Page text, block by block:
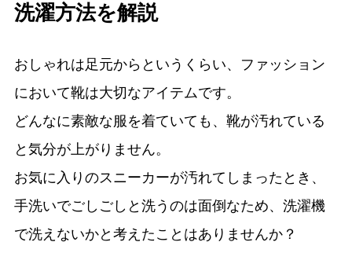
洗濯方法を解説
おしゃれは足元からというくらい、ファッション
において靴は大切なアイテムです。
どんなに素敵な服を着ていても、靴が汚れている
と気分が上がりません。
お気に入りのスニーカーが汚れてしまったとき、
手洗いでごしごしと洗うのは面倒なため、洗濯機
で洗えないかと考えたことはありませんか？